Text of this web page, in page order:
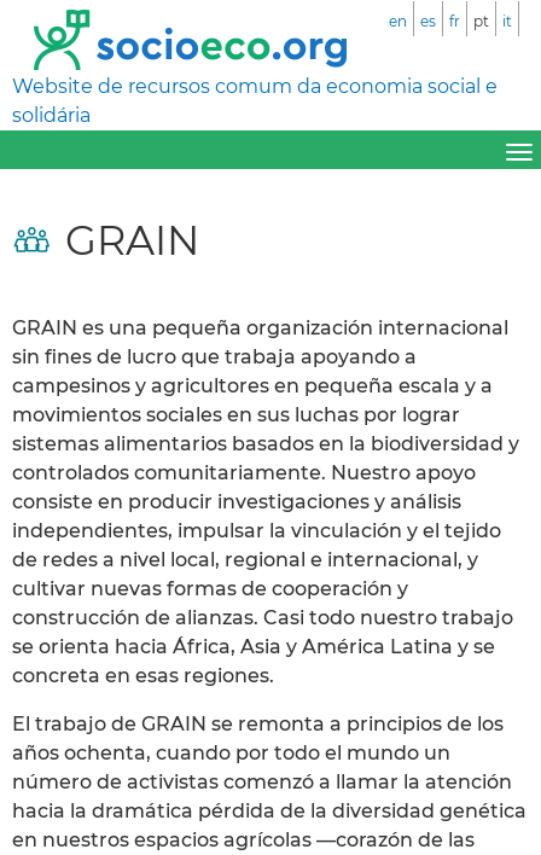
Website de recursos comum da economia social e
solidária
en es fr pt it
GRAIN
GRAIN es una pequeña organización internacional
sin fines de lucro que trabaja apoyando a
campesinos y agricultores en pequeña escala y a
movimientos sociales en sus luchas por lograr
sistemas alimentarios basados en la biodiversidad y
controlados comunitariamente. Nuestro apoyo
consiste en producir investigaciones y análisis
independientes, impulsar la vinculación y el tejido
de redes a nivel local, regional e internacional, y
cultivar nuevas formas de cooperación y
construcción de alianzas. Casi todo nuestro trabajo
se orienta hacia África, Asia y América Latina y se
concreta en esas regiones.
El trabajo de GRAIN se remonta a principios de los
años ochenta, cuando por todo el mundo un
número de activistas comenzó a llamar la atención
hacia la dramática pérdida de la diversidad genética
en nuestros espacios agrícolas —corazón de las